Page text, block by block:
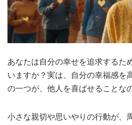
あなたは自分の幸せを追求するた
いますか？実は、自分の幸福感を
の一つが、他人を喜ばせることな
小さな親切や思いやりの行動が、